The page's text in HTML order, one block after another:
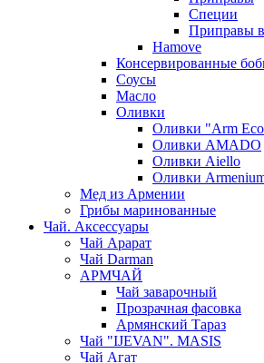
Специи
Приправы
Hamove
Консервированные
Соусы
Масло
Оливки
Оливки "Arm
Оливки AMADO
Оливки Aiello
Оливки
Мед из Армении
Грибы маринованные
Чай. Аксессуары
Чай Арарат
Чай Darman
АРМЧАЙ
Чай заварочный
Прозрачная фасовка
Армянский Тараз
Чай "IJEVAN". MASIS
Чай Агат